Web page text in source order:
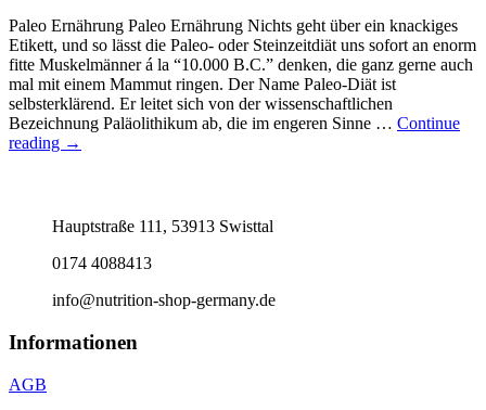
Paleo Ernährung Paleo Ernährung Nichts geht über ein knackiges
Etikett, und so lässt die Paleo- oder Steinzeitdiät uns sofort an enorm
fitte Muskelmänner á la “10.000 B.C.” denken, die ganz gerne auch
mal mit einem Mammut ringen. Der Name Paleo-Diät ist
selbsterklärend. Er leitet sich von der wissenschaftlichen
Bezeichnung Paläolithikum ab, die im engeren Sinne … Continue
reading Paleo
→
Hauptstraße 111, 53913 Swisttal
0174 4088413
info@nutrition-shop-germany.de
Informationen
AGB